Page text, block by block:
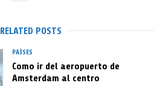
RELATED POSTS
PAÍSES
Como ir del aeropuerto de
Amsterdam al centro